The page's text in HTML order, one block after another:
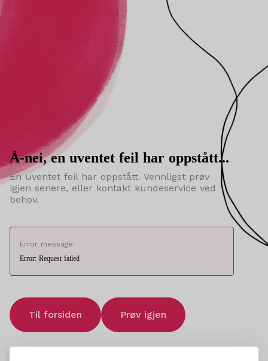
Å-nei, en uventet feil har oppstått...
En uventet feil har oppstått. Vennligst prøv
igjen senere, eller kontakt kundeservice ved
behov.
Error message:
Error: Request failed
Til forsiden Prøv igjen